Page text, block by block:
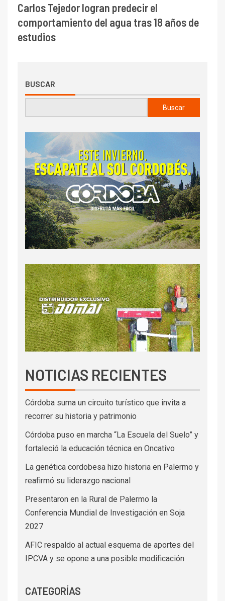
Carlos Tejedor logran predecir el
comportamiento del agua tras 18 años de
estudios
BUSCAR
Buscar
NOTICIAS RECIENTES
Córdoba suma un circuito turístico que invita a
recorrer su historia y patrimonio
Córdoba puso en marcha “La Escuela del Suelo” y
fortaleció la educación técnica en Oncativo
La genética cordobesa hizo historia en Palermo y
reafirmó su liderazgo nacional
Presentaron en la Rural de Palermo la
Conferencia Mundial de Investigación en Soja
2027
AFIC respaldo al actual esquema de aportes del
IPCVA y se opone a una posible modificación
CATEGORÍAS